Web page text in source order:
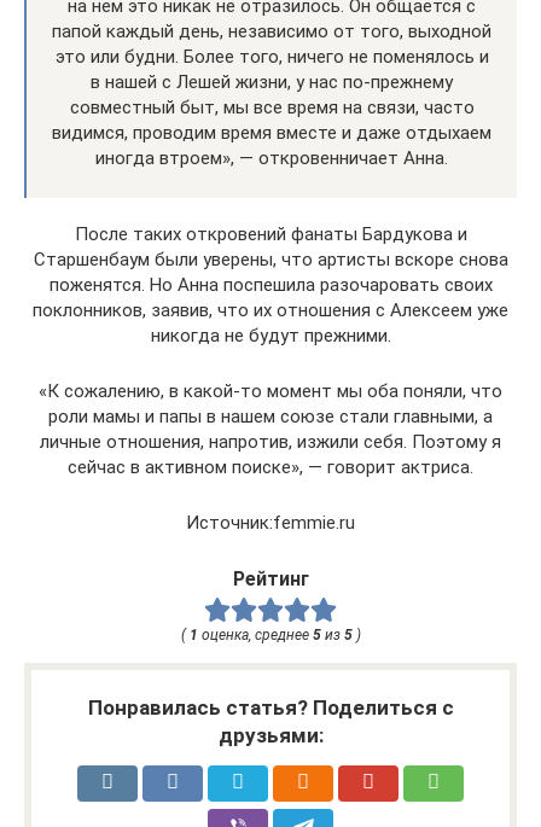
на нем это никак не отразилось. Он общается с
папой каждый день, независимо от того, выходной
это или будни. Более того, ничего не поменялось и
в нашей с Лешей жизни, у нас по-прежнему
совместный быт, мы все время на связи, часто
видимся, проводим время вместе и даже отдыхаем
иногда втроем», — откровенничает Анна.
После таких откровений фанаты Бардукова и
Старшенбаум были уверены, что артисты вскоре снова
поженятся. Но Анна поспешила разочаровать своих
поклонников, заявив, что их отношения с Алексеем уже
никогда не будут прежними.
«К сожалению, в какой-то момент мы оба поняли, что
роли мамы и папы в нашем союзе стали главными, а
личные отношения, напротив, изжили себя. Поэтому я
сейчас в активном поиске», — говорит актриса.
Источник:femmie.ru
Рейтинг
( 1 оценка, среднее 5из 5)
Понравилась статья? Поделиться с
друзьями: